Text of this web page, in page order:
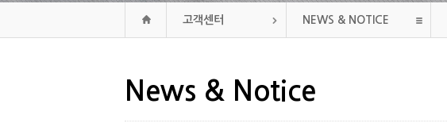
고객센터 NEWS & NOTICE
News & Notice